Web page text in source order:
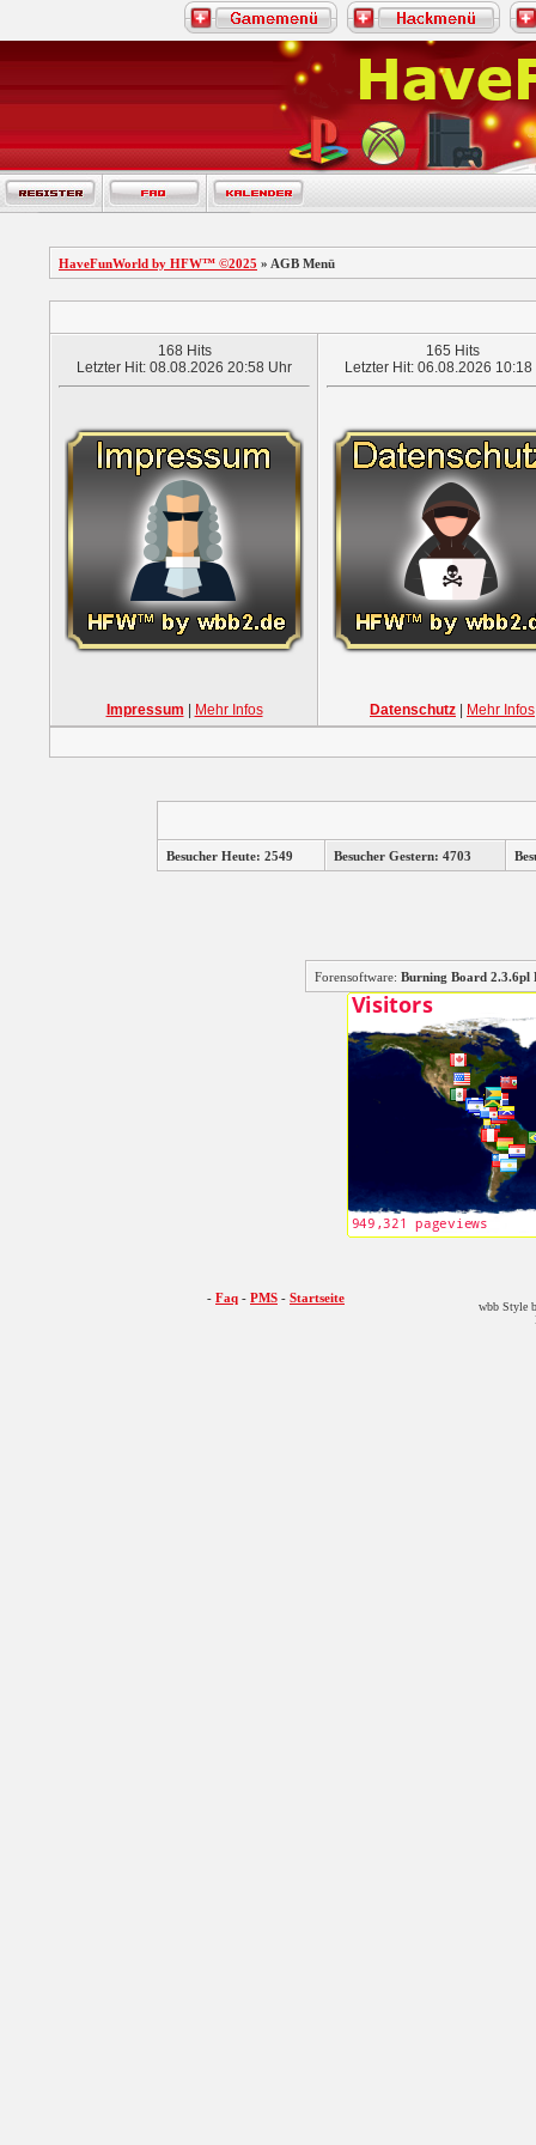
HaveFunWorld by HFW™ ©2025 » AGB Menü
168 Hits
Letzter Hit: 08.08.2026 20:58 Uhr
Impressum Mehr Infos
165 Hits
Letzter Hit: 06.08.2026 10:18
Datenschutz Mehr Infos
Besucher Heute: 2549 Besucher Gestern: 4703
Forensoftware: Burning Board
- Faq - PMS - Startseite
wbb Style